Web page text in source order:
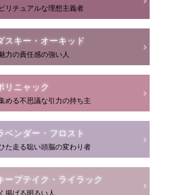
リチュアルな理想主義者
スキー・オーキッド
力の責任感の強い人
リニャック
める不思議な引力の持ち主
ベンダー・フロスト
た走る聡い頭脳の変わり者
ープテイク・ライラック
掲げる明るい人